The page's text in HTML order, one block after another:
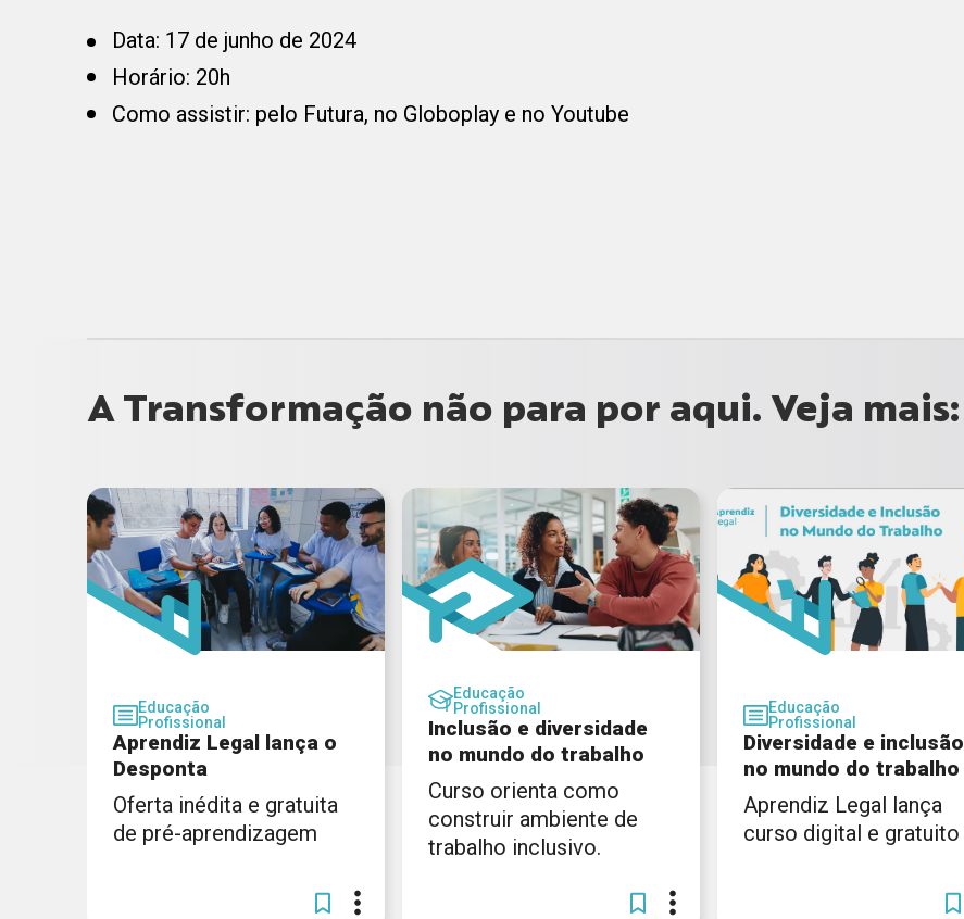
Data: 17 de junho de 2024
Horário: 20h
Como assistir: pelo Futura, no Globoplay e no Youtube
A Transformação não para por aqui. Veja mais:
Educação
Profissional
Aprendiz Legal lança o
Desponta
Oferta inédita e gratuita
de pré-aprendizagem
Educação
Profissional
Inclusão e diversidade
no mundo do trabalho
Curso orienta como
construir ambiente de
trabalho inclusivo.
Educação
Profissional
Diversidade e inclusão
no mundo do trabalho
Aprendiz Legal lança
curso digital e gratuito